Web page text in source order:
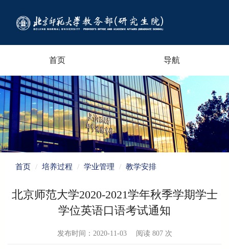
首页 导航
首页 培养过程 学业管理 教学安排
北京师范大学2020-2021学年秋季学期学士
学位英语口语考试通知
发布时间：2020-11-03 阅读 807 次